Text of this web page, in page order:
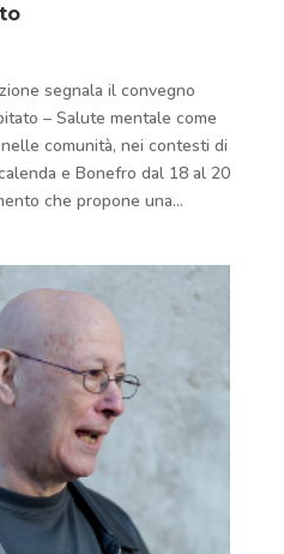
segnala il convegno
– Salute mentale come
comunità, nei contesti di
e Bonefro dal 18 al 20
che propone una...